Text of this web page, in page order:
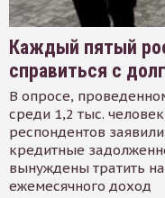
Каждый пятый
справиться с
В опросе,
среди 1,2 тыс.
респондентов
кредитные
вынуждены тратить
ежемесячного доход